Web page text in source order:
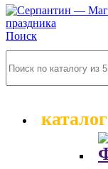
Поиск
каталог